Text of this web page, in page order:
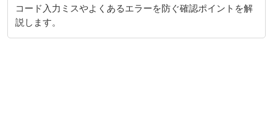
コード入力ミスやよくあるエラーを防ぐ確認ポイントを解
説します。